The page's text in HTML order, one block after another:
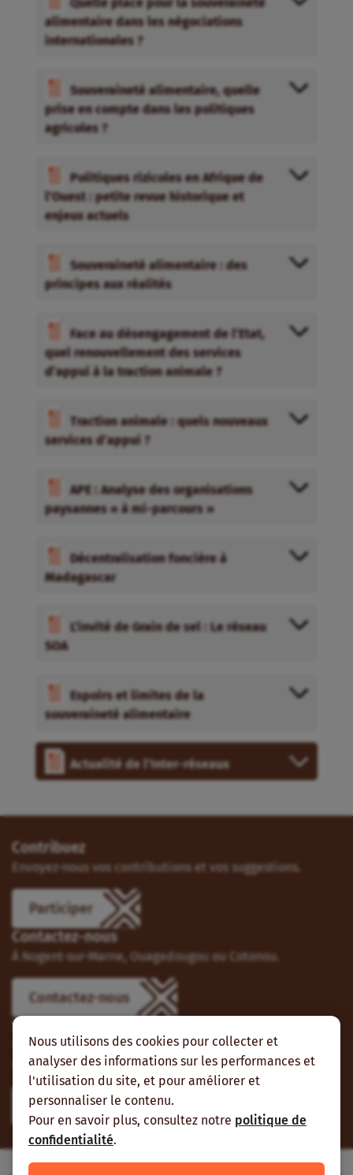
Nous utilisons des cookies pour collecter et
analyser des informations sur les performances et
l'utilisation du site, et pour améliorer et
personnaliser le contenu.
Pour en savoir plus, consultez notre politique de
confidentialité.
alimentaire dans les négociations
internationales ?
Souveraineté alimentaire, quelle
prise en compte dans les politiques
agricoles ?
Politiques rizicoles en Afrique de
l’Ouest : petite revue historique et
enjeux actuels
Souveraineté alimentaire : des
principes aux réalités
Face au désengagement de l’Etat,
quel renouvellement des services
d’appui à la traction animale ?
Traction animale : quels nouveaux
services d’appui ?
APE : Analyse des organisations
paysannes « à mi-parcours »
Décentralisation foncière à
Madagascar
L’invité de Grain de sel : Le réseau
SOA
Espoirs et limites de la
souveraineté alimentaire
Actualité de l’Inter-réseaux
Contribuez
Envoyez-nous vos contributions et vos suggestions.
Participer
Contactez-nous
À Nogent-sur-Marne, Ouagadougou ou Cotonou.
Contactez-nous
Suivez-nous
Vous pouvez aussi vous abonner à nos flux RSS et nous
suivre sur les réseaux sociaux.